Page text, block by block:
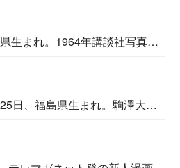
生まれ。1964年講談社写真部
日、福島県生まれ。駒澤大学